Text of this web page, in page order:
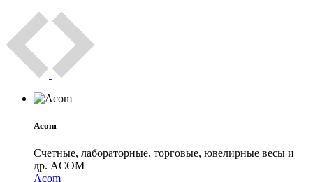
Acom
Счетные, лабораторные, торговые, ювелирные весы и
др. ACOM
Acom